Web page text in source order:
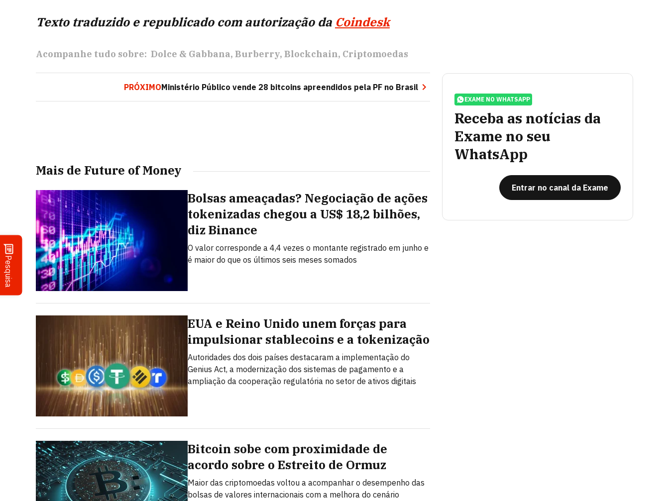
Pesquisa
Texto traduzido e republicado com autorização da Coindesk
Acompanhe tudo sobre: Dolce & Gabbana Burberry Blockchain Criptomoedas
PRÓXIMOMinistério Público vende 28 bitcoins apreendidos pela PF no Brasil
Mais de Future of Money
Bolsas ameaçadas? Negociação de ações
tokenizadas chegou a US$ 18,2 bilhões,
diz Binance
O valor corresponde a 4,4 vezes o montante registrado em junho e
é maior do que os últimos seis meses somados
EUA e Reino Unido unem forças para
impulsionar stablecoins e a tokenização
Autoridades dos dois países destacaram a implementação do
Genius Act, a modernização dos sistemas de pagamento e a
ampliação da cooperação regulatória no setor de ativos digitais
Bitcoin sobe com proximidade de
acordo sobre o Estreito de Ormuz
Maior das criptomoedas voltou a acompanhar o desempenho das
bolsas de valores internacionais com a melhora do cenário
EXAME NO WHATSAPP
Receba as notícias da
Exame no seu
WhatsApp
Entrar no canal da Exame